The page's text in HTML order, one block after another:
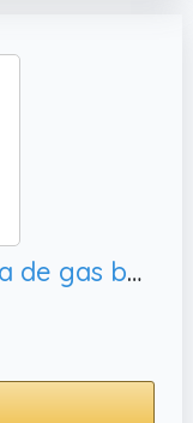
GASONE Gas One - Estufa de gas butano para campamento, moderna y fácil